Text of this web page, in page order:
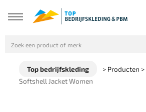
Top bedrijfskleding > Producten >
Softshell Jacket Women